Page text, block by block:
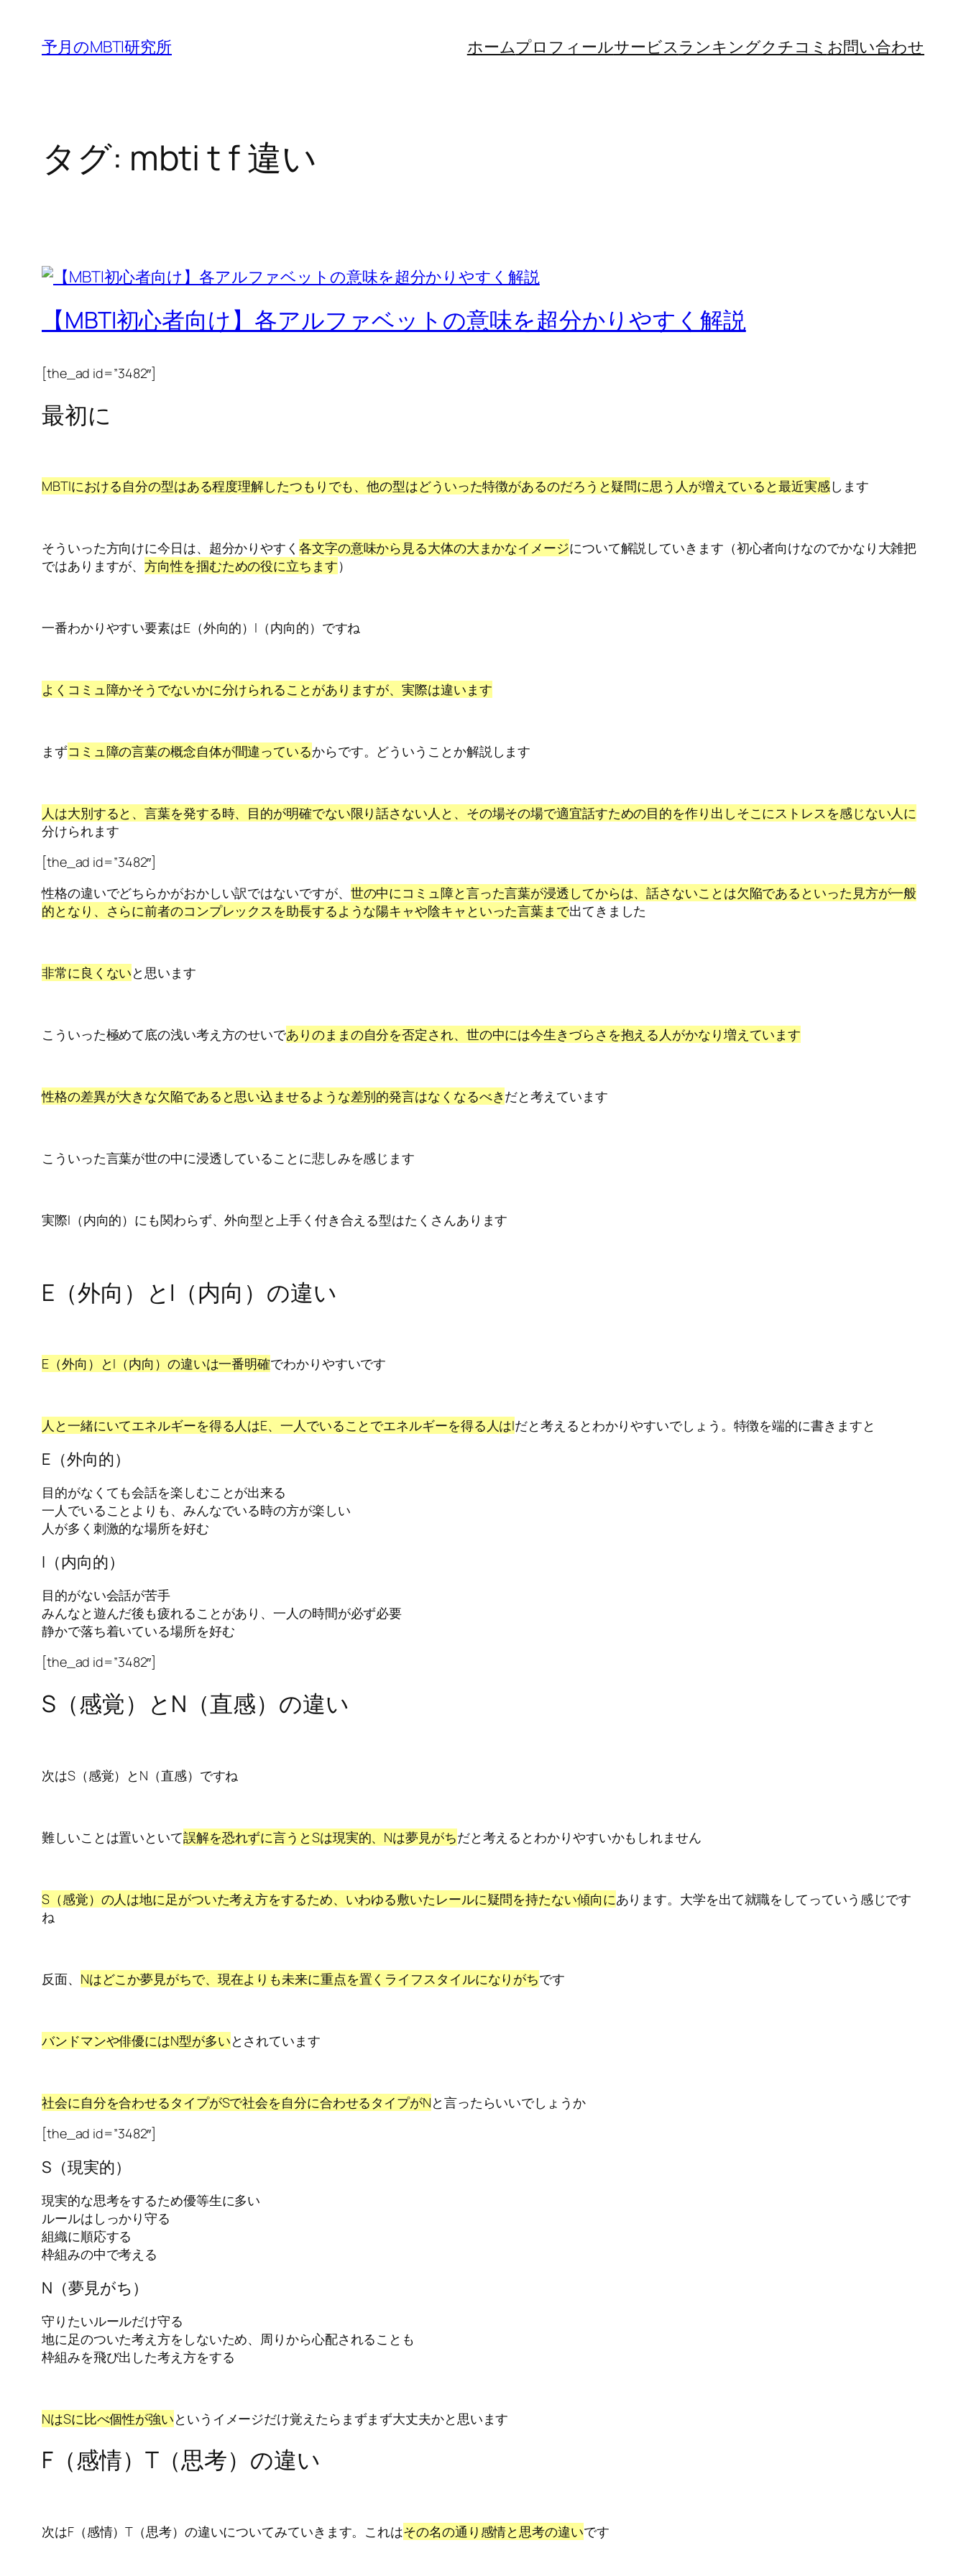
予月のMBTI研究所 ホームプロフィールサービスランキングクチコミ お問い合わせ
タグ: mbti t f 違い
【MBTI初心者向け】各アルファベットの意味を超分かりやすく解説
[the_ad id=”3482″]
最初に
MBTIにおける自分の型はある程度理解したつもりでも、他の型はどういった特徴があるのだろうと疑問に思う人が増えていると最近実感します
そういった方向けに今日は、超分かりやすく 各文字の意味から見る大体の大まかなイメージについて解説していきます（初心者向けなのでかなり大雑把
ではありますが、方向性を掴むための役に立ちます）
一番わかりやすい要素はE（外向的）I（内向的）ですね
よくコミュ障かそうでないかに分けられることがありますが、実際は違います
まずコミュ障の言葉の概念自体が間違っているからです。どういうことか解説します
人は大別すると、言葉を発する時、目的が明確でない限り話さない人と、その場その場で適宜話すための目的を作り出しそこにストレスを感じない人に
分けられます
[the_ad id=”3482″]
性格の違いでどちらかがおかしい訳ではないですが、 世の中にコミュ障と言った言葉が浸透してからは、話さないことは欠陥であるといった見方が一般
的となり、さらに前者のコンプレックスを助長するような陽キャや陰キャといった言葉まで出てきました
非常に良くないと思います
こういった極めて底の浅い考え方のせいでありのままの自分を否定され、世の中には今生きづらさを抱える人がかなり増えています
性格の差異が大きな欠陥であると思い込ませるような差別的発言はなくなるべきだと考えています
こういった言葉が世の中に浸透していることに悲しみを感じます
実際I（内向的）にも関わらず、外向型と上手く付き合える型はたくさんあります
E（外向）とI（内向）の違い
E（外向）とI（内向）の違いは一番明確でわかりやすいです
人と一緒にいてエネルギーを得る人はE、一人でいることでエネルギーを得る人はIだと考えるとわかりやすいでしょう。特徴を端的に書きますと
E（外向的）
目的がなくても会話を楽しむことが出来る
一人でいることよりも、みんなでいる時の方が楽しい
人が多く刺激的な場所を好む
I（内向的）
目的がない会話が苦手
みんなと遊んだ後も疲れることがあり、一人の時間が必ず必要
静かで落ち着いている場所を好む
[the_ad id=”3482″]
S（感覚）とN（直感）の違い
次はS（感覚）とN（直感）ですね
難しいことは置いといて誤解を恐れずに言うとSは現実的、Nは夢見がちだと考えるとわかりやすいかもしれません
S（感覚）の人は地に足がついた考え方をするため、いわゆる敷いたレールに疑問を持たない傾向にあります。大学を出て就職をしてっていう感じです
ね
反面、 Nはどこか夢見がちで、現在よりも未来に重点を置くライフスタイルになりがちです
バンドマンや俳優にはN型が多いとされています
社会に自分を合わせるタイプがSで社会を自分に合わせるタイプがNと言ったらいいでしょうか
[the_ad id=”3482″]
S（現実的）
現実的な思考をするため優等生に多い
ルールはしっかり守る
組織に順応する
枠組みの中で考える
N（夢見がち）
守りたいルールだけ守る
地に足のついた考え方をしないため、周りから心配されることも
枠組みを飛び出した考え方をする
NはSに比べ個性が強いというイメージだけ覚えたらまずまず大丈夫かと思います
F（感情）T（思考）の違い
次はF（感情）T（思考）の違いについてみていきます。これはその名の通り感情と思考の違いです